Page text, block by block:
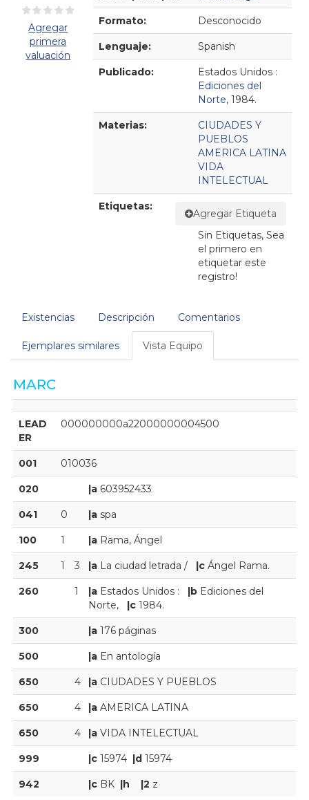
Agregar
primera
valuación
Formato: Desconocido
Lenguaje: Spanish
Publicado:
Estados Unidos :
Ediciones del
Norte, 1984.
Materias:
CIUDADES Y
PUEBLOS
AMERICA LATINA
VIDA
INTELECTUAL
Etiquetas:
Agregar Etiqueta
Sin Etiquetas, Sea
el primero en
etiquetar este
registro!
Existencias Descripción Comentarios
Ejemplares similares Vista Equipo
MARC
LEAD
ER
000000000a22000000004500
001 010036
020 |a 603952433
041 0 |a spa
100 1 |a Rama, Ángel
245 1 3 |a La ciudad letrada / |c Ángel Rama.
260 1 |a Estados Unidos : |b Ediciones del
Norte, |c 1984.
300 |a 176 páginas
500 |a En antología
650 4 |a CIUDADES Y PUEBLOS
650 4 |a AMERICA LATINA
650 4 |a VIDA INTELECTUAL
999 |c 15974 |d 15974
942 |c BK |h |2 z